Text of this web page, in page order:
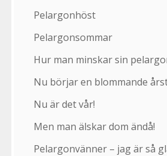
Pelargonhöst
Pelargonsommar
Hur man minskar sin
Nu börjar en blommande
Nu är det vår!
Men man älskar dom ändå!
Pelargonvänner – jag är så